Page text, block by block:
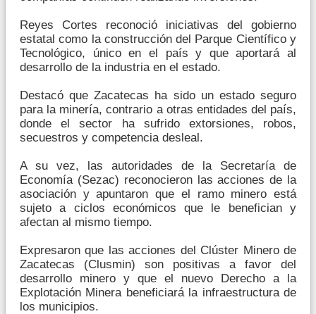
Reyes Cortes reconoció iniciativas del gobierno
estatal como la construcción del Parque Científico y
Tecnológico, único en el país y que aportará al
desarrollo de la industria en el estado.
Destacó que Zacatecas ha sido un estado seguro
para la minería, contrario a otras entidades del país,
donde el sector ha sufrido extorsiones, robos,
secuestros y competencia desleal.
A su vez, las autoridades de la Secretaría de
Economía (Sezac) reconocieron las acciones de la
asociación y apuntaron que el ramo minero está
sujeto a ciclos económicos que le benefician y
afectan al mismo tiempo.
Expresaron que las acciones del Clúster Minero de
Zacatecas (Clusmin) son positivas a favor del
desarrollo minero y que el nuevo Derecho a la
Explotación Minera beneficiará la infraestructura de
los municipios.